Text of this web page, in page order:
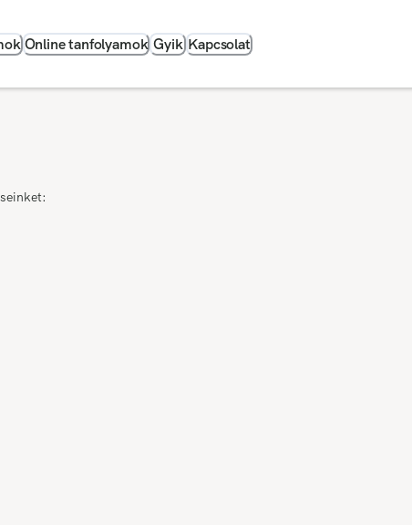
Online tanfolyamok Gyik Kapcsolat